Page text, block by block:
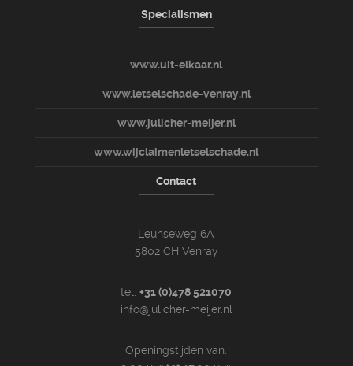
Specialismen
www.uit-elkaar.nl
www.letselschade-venray.nl
www.julicher-meijer.nl
www.wijclaimenletselschade.nl
Contact
Leunseweg 6A
5802 CH Venray
tel.+31 (0)478 521070
info@julicher-meijer.nl
Openingstijden van: